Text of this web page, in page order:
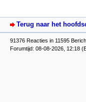
Terug naar het
91376 Reacties in 11595
Forumtijd: 08-08-2026, 12:18